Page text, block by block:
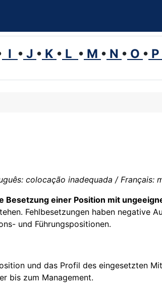
I • J • K • L • M • N • O • P
colocação inadequada / Français:
Besetzung einer Position mit
Fehlbesetzungen haben negative
und Führungspositionen.
und das Profil des eingesetzten
bis zum Management.